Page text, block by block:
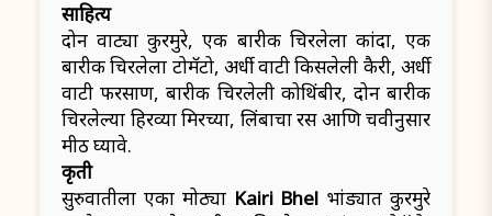
साहित्य
दोन वाट्या कुरमुरे, एक बारीक चिरलेला कांदा, एक
बारीक चिरलेला टोमॅटो, अर्धी वाटी किसलेली कैरी, अर्धी
वाटी फरसाण, बारीक चिरलेली कोथिंबीर, दोन बारीक
चिरलेल्या हिरव्या मिरच्या, लिंबाचा रस आणि चवीनुसार
मीठ घ्यावे.
कृती
सुरुवातीला एका मोठ्या Kairi Bhel भांड्यात कुरमुरे